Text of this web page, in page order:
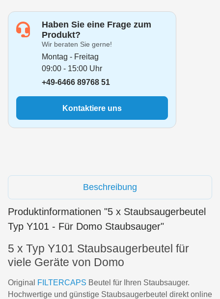
Haben Sie eine Frage zum
Produkt?
Wir beraten Sie gerne!
Montag - Freitag
09:00 - 15:00 Uhr
+49-6466 89768 51
Kontaktiere uns
Beschreibung
Produktinformationen "5 x Staubsaugerbeutel
Typ Y101 - Für Domo Staubsauger"
5 x Typ Y101 Staubsaugerbeutel für
viele Geräte von Domo
Original FILTERCAPS Beutel für Ihren Staubsauger.
Hochwertige und günstige Staubsaugerbeutel direkt online